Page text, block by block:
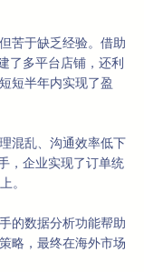
苦于缺乏经验。借助
了多平台店铺，还利
短半年内实现了盈
混乱、沟通效率低下
，企业实现了订单统
。
的数据分析功能帮助
略，最终在海外市场